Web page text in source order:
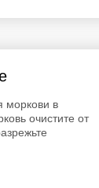
моркови в
очистите от